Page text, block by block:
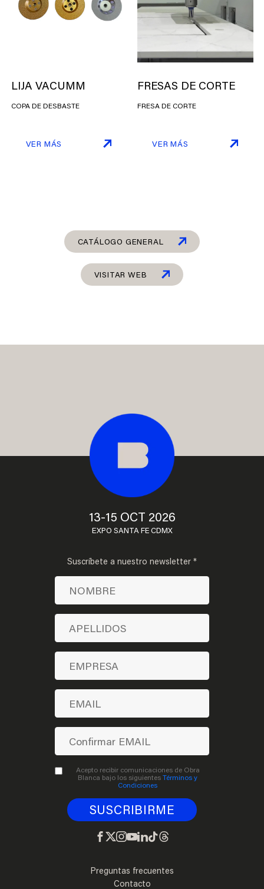
LIJA VACUMM
COPA DE DESBASTE
VER MÁS
FRESAS DE CORTE
FRESA DE CORTE
VER MÁS
CATÁLOGO GENERAL
VISITAR WEB
Preguntas frecuentes
Contacto
13-15 OCT 2026
EXPO SANTA FE CDMX
Suscríbete a nuestro newsletter *
Acepto recibir comunicaciones de Obra
Blanca bajo los siguientesTérminos y
Condiciones